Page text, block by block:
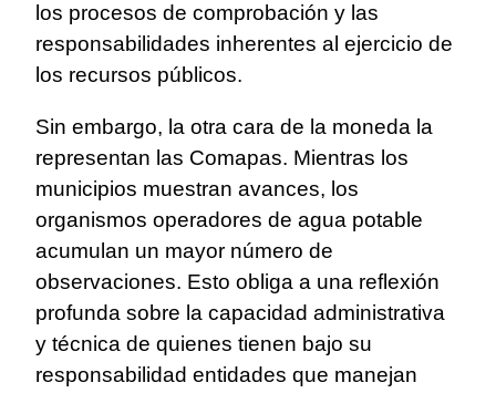
los procesos de comprobación y las
responsabilidades inherentes al ejercicio de
los recursos públicos.
Sin embargo, la otra cara de la moneda la
representan las Comapas. Mientras los
municipios muestran avances, los
organismos operadores de agua potable
acumulan un mayor número de
observaciones. Esto obliga a una reflexión
profunda sobre la capacidad administrativa
y técnica de quienes tienen bajo su
responsabilidad entidades que manejan